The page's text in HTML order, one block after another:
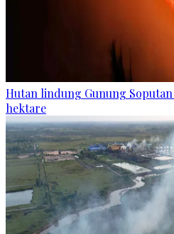
Hutan lindung Gunung
hektare